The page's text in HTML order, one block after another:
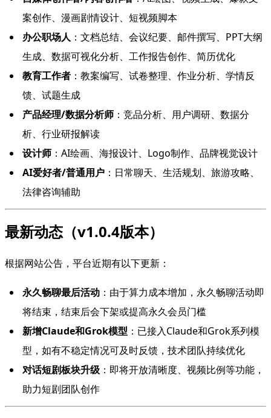
案创作、漫画剧情设计、短视频脚本
办公职场人 ：文档总结、会议纪要、邮件撰写、PPT大纲
生成、数据可视化分析、工作报告创作、简历优化
教育工作者：教案编写、试卷整理、作业分析、学情反
馈、试题生成
产品经理/数据分析师：竞品分析、用户调研、数据分
析、行业研报解读
设计师：AI绘画、海报设计、Logo制作、品牌视觉设计
AI爱好者/普通用户：日常聊天、生活规划、旅游攻略、
法律咨询辅助
最新动态（v1.0.4版本）
根据网站公告，平台近期有以下更新：
永久畅聊最后活动：由于算力成本增加，永久畅聊活动即
将结束，结束后会下架或提高永久会员门槛
新增Claude和Grok模型 ：已接入Claude和Grok系列模
型，如有不稳定情况可及时反馈，技术团队持续优化
对话短剧板块升级：即将开放清晰度、视频比例等功能，
助力短剧团队创作